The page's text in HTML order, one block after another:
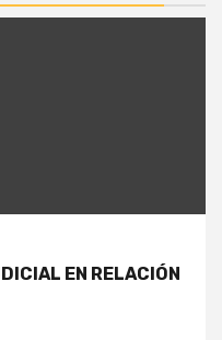
EN RELACIÓN